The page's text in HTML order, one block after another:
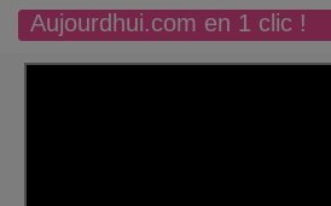
Aujourdhui.com en 1 clic !